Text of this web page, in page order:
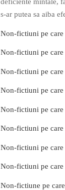
s-ar putea sa aiba
Non-fictiuni pe
Non-fictiuni pe
Non-fictiuni pe
Non-fictiuni pe
Non-fictiuni pe
Non-fictiuni pe
Non-fictiuni pe
Non-fictiuni pe
Non-fictiune pe